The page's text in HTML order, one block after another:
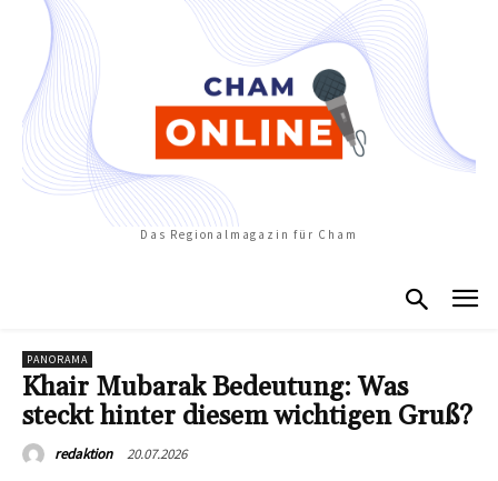
Das Regionalmagazin für Cham
PANORAMA
Khair Mubarak Bedeutung: Was
steckt hinter diesem wichtigen Gruß?
redaktion 20.07.2026